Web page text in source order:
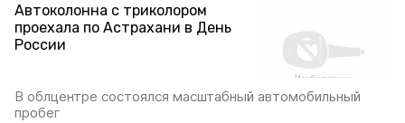
Автоколонна с триколором
проехала по Астрахани в День
России
В облцентре состоялся масштабный автомобильный
пробег